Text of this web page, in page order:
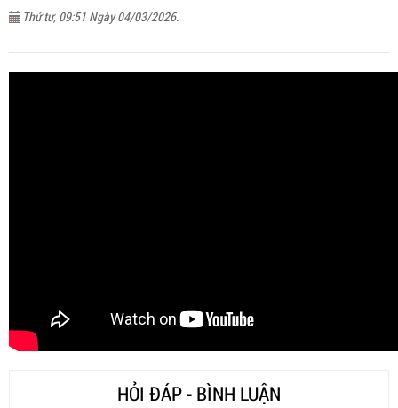
Thứ tư, 09:51 Ngày 04/03/2026.
HỎI ĐÁP - BÌNH LUẬN